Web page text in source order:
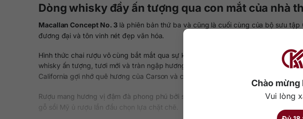
Chào
Vui lòng
Dòng whisky đầy ấn tượng qua con mắt của nhà
Macallan Concept No. 3 là phiên bản thứ ba và cũng là cuối cùng của bộ sưu
đương đại và tôn vinh nét đẹp văn hóa.
Hình thức chai rượu vô cùng bắt mắt qua sự kết hợp với nhà thiết kế đồ họa và
whisky ấn tượng, tươi mới và tràn ngập hương vị. Sự tương tác tốt đẹp giữa Polly
California gợi nhớ quê hương của Carson và cũng thể hiện đẳng cấp, thịnh vượng
Rượu mang hương vị đậm đà phong phú bởi sự kết hợp của gia vị từ thùng ủ
gỗ sồi Mỹ ủ rượu lần đầu chọn lựa chặt chẽ.